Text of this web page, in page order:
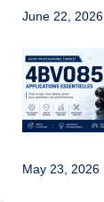
June 22, 2026
May 23, 2026